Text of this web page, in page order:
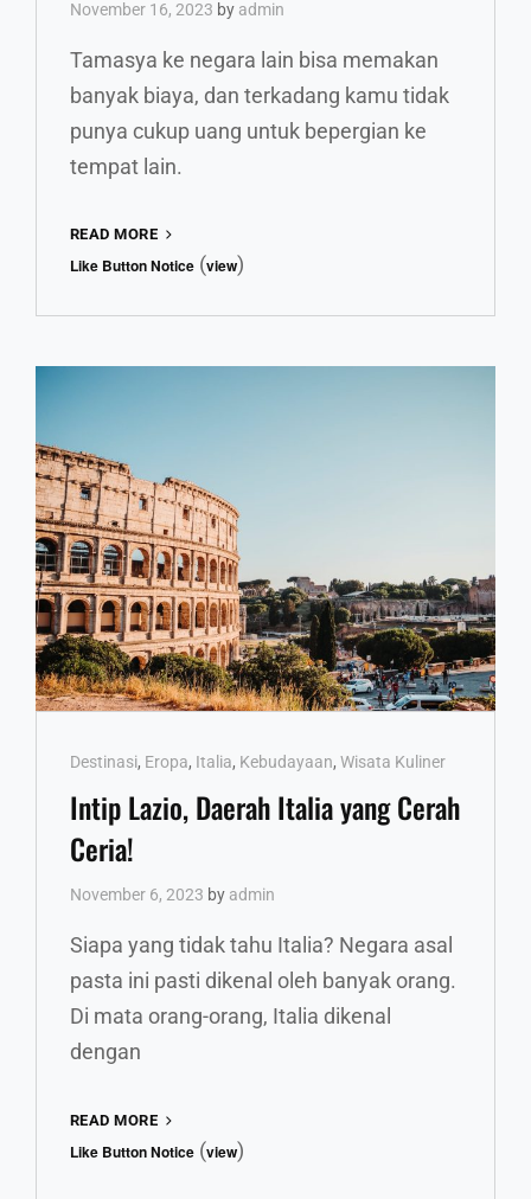
November 16, 2023 by admin
Tamasya ke negara lain bisa memakan
banyak biaya, dan terkadang kamu tidak
punya cukup uang untuk bepergian ke
tempat lain.
READ MORE
FILM-
Like Button Notice (view)
Cat
Links
Destinasi, Eropa, Italia, Kebudayaan, Wisata Kuliner
Intip Lazio, Daerah Italia yang Cerah
Ceria!
November 6, 2023 by admin
Siapa yang tidak tahu Italia? Negara asal
pasta ini pasti dikenal oleh banyak orang.
Di mata orang-orang, Italia dikenal
dengan
READ MORE
LAZIO,
Like Button Notice (view)